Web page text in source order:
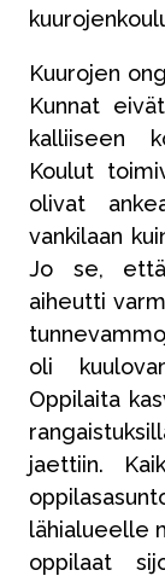
Kuurojen
Kunnat
kalliiseen
Koulut
olivat
vankilaan
Jo se,
aiheutti
oli
Oppilaita
jaettiin.
lähialueelle
oppilaat